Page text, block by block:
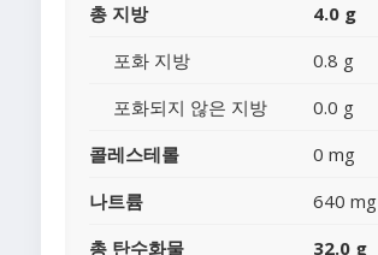
총 지방 4.0 g
포화 지방
0.8 g
포화되지 않은 지방
0.0 g
콜레스테롤
0 mg
나트륨
640 mg
총 탄수화물
32.0 g